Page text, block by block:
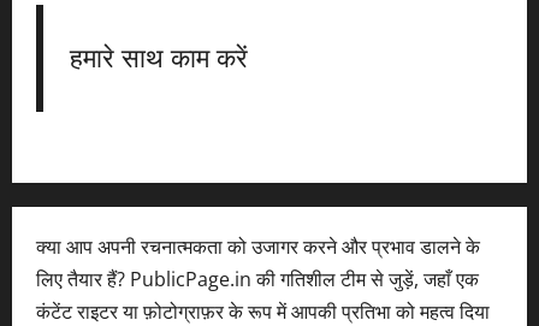
हमारे साथ काम करें
क्या आप अपनी रचनात्मकता को उजागर करने और प्रभाव डालने के
लिए तैयार हैं? PublicPage.in की गतिशील टीम से जुड़ें, जहाँ एक
कंटेंट राइटर या फ़ोटोग्राफ़र के रूप में आपकी प्रतिभा को महत्व दिया